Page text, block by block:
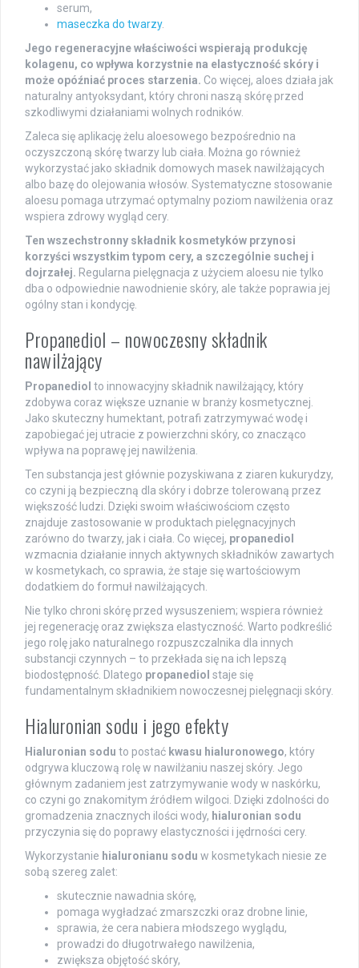
serum,
maseczka do twarzy.
Jego regeneracyjne właściwości wspierają produkcję
kolagenu, co wpływa korzystnie na elastyczność skóry i
może opóźniać proces starzenia. Co więcej, aloes działa jak
naturalny antyoksydant, który chroni naszą skórę przed
szkodliwymi działaniami wolnych rodników.
Zaleca się aplikację żelu aloesowego bezpośrednio na
oczyszczoną skórę twarzy lub ciała. Można go również
wykorzystać jako składnik domowych masek nawilżających
albo bazę do olejowania włosów. Systematyczne stosowanie
aloesu pomaga utrzymać optymalny poziom nawilżenia oraz
wspiera zdrowy wygląd cery.
Ten wszechstronny składnik kosmetyków przynosi
korzyści wszystkim typom cery, a szczególnie suchej i
dojrzałej. Regularna pielęgnacja z użyciem aloesu nie tylko
dba o odpowiednie nawodnienie skóry, ale także poprawia jej
ogólny stan i kondycję.
Propanediol – nowoczesny składnik
nawilżający
Propanediol to innowacyjny składnik nawilżający, który
zdobywa coraz większe uznanie w branży kosmetycznej.
Jako skuteczny humektant, potrafi zatrzymywać wodę i
zapobiegać jej utracie z powierzchni skóry, co znacząco
wpływa na poprawę jej nawilżenia.
Ten substancja jest głównie pozyskiwana z ziaren kukurydzy,
co czyni ją bezpieczną dla skóry i dobrze tolerowaną przez
większość ludzi. Dzięki swoim właściwościom często
znajduje zastosowanie w produktach pielęgnacyjnych
zarówno do twarzy, jak i ciała. Co więcej, propanediol
wzmacnia działanie innych aktywnych składników zawartych
w kosmetykach, co sprawia, że staje się wartościowym
dodatkiem do formuł nawilżających.
Nie tylko chroni skórę przed wysuszeniem; wspiera również
jej regenerację oraz zwiększa elastyczność. Warto podkreślić
jego rolę jako naturalnego rozpuszczalnika dla innych
substancji czynnych – to przekłada się na ich lepszą
biodostępność. Dlatego propanediol staje się
fundamentalnym składnikiem nowoczesnej pielęgnacji skóry.
Hialuronian sodu i jego efekty
Hialuronian sodu to postać kwasu hialuronowego, który
odgrywa kluczową rolę w nawilżaniu naszej skóry. Jego
głównym zadaniem jest zatrzymywanie wody w naskórku,
co czyni go znakomitym źródłem wilgoci. Dzięki zdolności do
gromadzenia znacznych ilości wody, hialuronian sodu
przyczynia się do poprawy elastyczności i jędrności cery.
Wykorzystanie hialuronianu sodu w kosmetykach niesie ze
sobą szereg zalet:
skutecznie nawadnia skórę,
pomaga wygładzać zmarszczki oraz drobne linie,
sprawia, że cera nabiera młodszego wyglądu,
prowadzi do długotrwałego nawilżenia,
zwiększa objętość skóry,